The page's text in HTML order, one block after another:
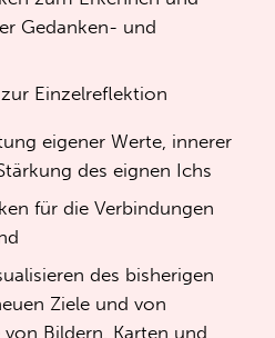
Gedanken- und
Einzelreflektion
eigener Werte, innerer
des eignen Ichs
für die Verbindungen
des bisherigen
Ziele und von
Bildern, Karten und